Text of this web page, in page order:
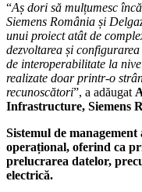
“Aș dori să mulțumesc
Siemens România și
unui proiect atât de
dezvoltarea și
de interoperabilitate la
realizate doar printr-o
recunoscători”, a adăugat
Infrastructure, Siemens
Sistemul de
operațional, oferind ca
prelucrarea datelor,
electrică.